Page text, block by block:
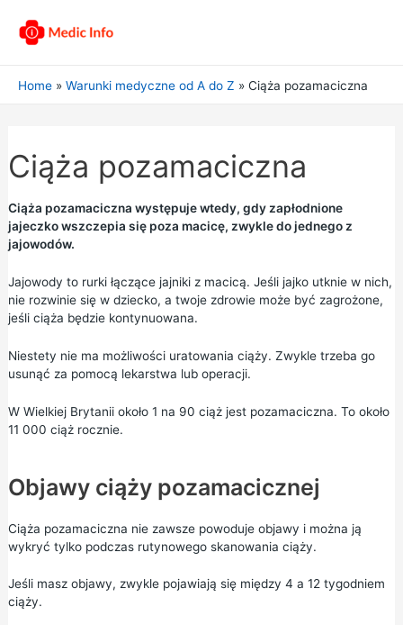
Home Warunki medyczne od A do Z Ciąża pozamaciczna
Ciąża pozamaciczna
Ciąża pozamaciczna występuje wtedy, gdy zapłodnione
jajeczko wszczepia się poza macicę, zwykle do jednego z
jajowodów.
Jajowody to rurki łączące jajniki z macicą. Jeśli jajko utknie w nich,
nie rozwinie się w dziecko, a twoje zdrowie może być zagrożone,
jeśli ciąża będzie kontynuowana.
Niestety nie ma możliwości uratowania ciąży. Zwykle trzeba go
usunąć za pomocą lekarstwa lub operacji.
W Wielkiej Brytanii około 1 na 90 ciąż jest pozamaciczna. To około
11 000 ciąż rocznie.
Objawy ciąży pozamacicznej
Ciąża pozamaciczna nie zawsze powoduje objawy i można ją
wykryć tylko podczas rutynowego skanowania ciąży.
Jeśli masz objawy, zwykle pojawiają się między 4 a 12 tygodniem
ciąży.